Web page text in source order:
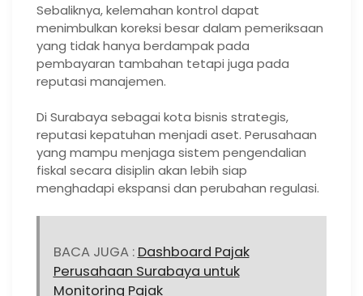
Sebaliknya, kelemahan kontrol dapat
menimbulkan koreksi besar dalam pemeriksaan
yang tidak hanya berdampak pada
pembayaran tambahan tetapi juga pada
reputasi manajemen.
Di Surabaya sebagai kota bisnis strategis,
reputasi kepatuhan menjadi aset. Perusahaan
yang mampu menjaga sistem pengendalian
fiskal secara disiplin akan lebih siap
menghadapi ekspansi dan perubahan regulasi.
BACA JUGA : Dashboard Pajak
Perusahaan Surabaya untuk
Monitoring Pajak